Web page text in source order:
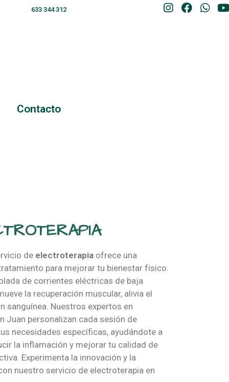
633 344 312
Contacto
de electroterapia ofrece una
para mejorar tu bienestar físico.
de corrientes eléctricas de baja
la recuperación muscular, alivia el
sanguínea. Nuestros expertos en
Juan personalizan cada sesión de
necesidades específicas, ayudándote a
la inflamación y mejorar tu calidad de
Experimenta la innovación y la
nuestro servicio de electroterapia en